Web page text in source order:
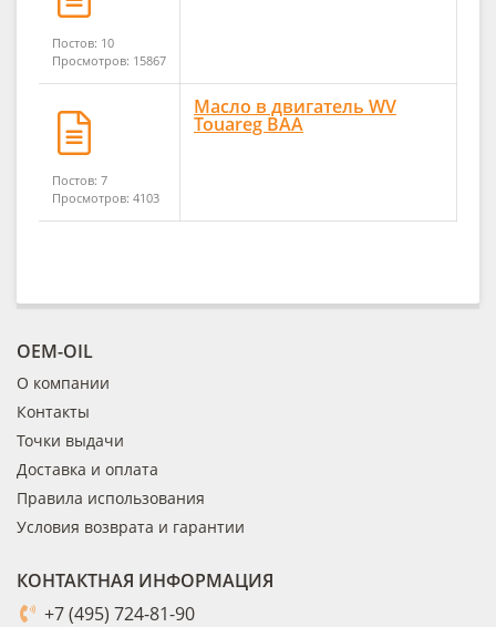
Постов: 10
Просмотров: 15867
Постов: 7
Просмотров: 4103
Масло в двигатель WV
Touareg BAA
OEM-OIL
О компании
Контакты
Точки выдачи
Доставка и оплата
Правила использования
Условия возврата и гарантии
КОНТАКТНАЯ ИНФОРМАЦИЯ
+7 (495) 724-81-90